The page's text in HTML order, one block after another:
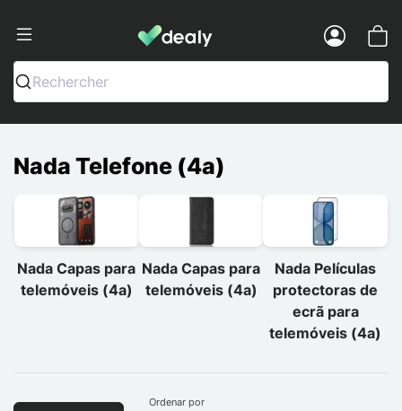
Dealy - Capas e acessórios para
Rechercher
Nada Telefone (4a)
Nada Capas para
telemóveis (4a)
Nada Capas para
telemóveis (4a)
Nada Películas
protectoras de
ecrã para
telemóveis (4a)
Ordenar por